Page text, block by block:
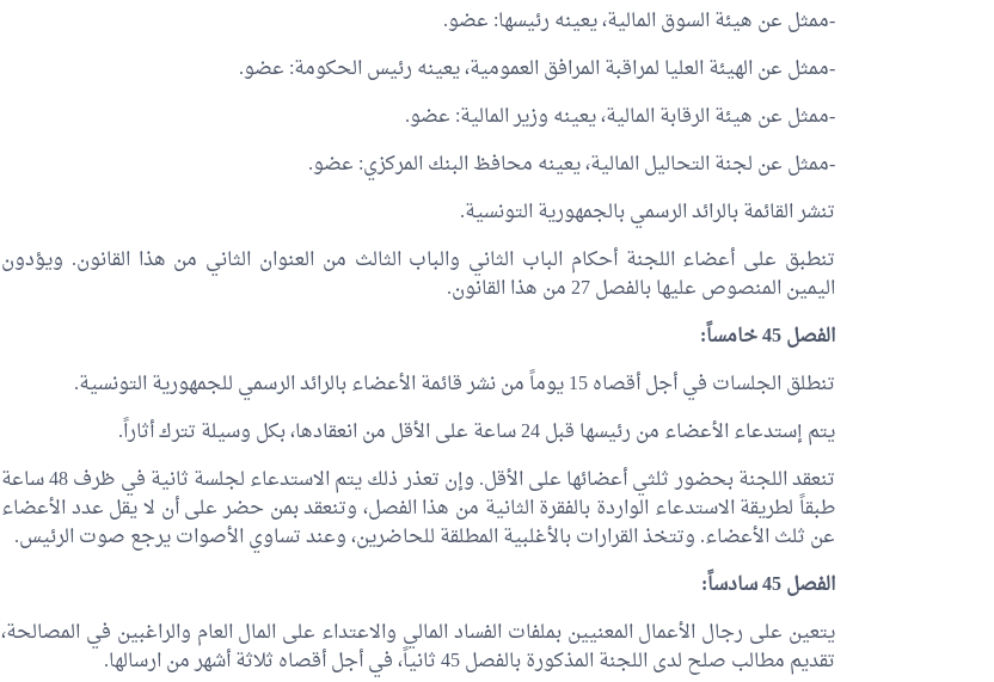
-ممثل عن هيئة السوق المالية، يعينه رئيسها: عضو.
-ممثل عن الهيئة العليا لمراقبة المرافق العمومية، يعينه رئيس الحكومة: عضو.
-ممثل عن هيئة الرقابة المالية، يعينه وزير المالية: عضو.
-ممثل عن لجنة التحاليل المالية، يعينه محافظ البنك المركزي: عضو.
تنشر القائمة بالرائد الرسمي بالجمهورية التونسية.
تنطبق على أعضاء اللجنة أحكام الباب الثاني والباب الثالث من العنوان الثاني من هذا القانون. ويؤدون
اليمين المنصوص عليها بالفصل 27 من هذا القانون.
الفصل 45 خامساً:
تنطلق الجلسات في أجل أقصاه 15 يوماً من نشر قائمة الأعضاء بالرائد الرسمي للجمهورية التونسية.
يتم إستدعاء الأعضاء من رئيسها قبل 24 ساعة على الأقل من انعقادها، بكل وسيلة تترك أثاراً.
تنعقد اللجنة بحضور ثلثي أعضائها على الأقل. وإن تعذر ذلك يتم الاستدعاء لجلسة ثانية في ظرف 48 ساعة
طبقاً لطريقة الاستدعاء الواردة بالفقرة الثانية من هذا الفصل، وتنعقد بمن حضر على أن لا يقل عدد الأعضاء
عن ثلث الأعضاء. وتتخذ القرارات بالأغلبية المطلقة للحاضرين، وعند تساوي الأصوات يرجع صوت الرئيس.
الفصل 45 سادساً:
يتعين على رجال الأعمال المعنيين بملفات الفساد المالي والاعتداء على المال العام والراغبين في المصالحة،
تقديم مطالب صلح لدى اللجنة المذكورة بالفصل 45 ثانياً، في أجل أقصاه ثلاثة أشهر من ارسالها.